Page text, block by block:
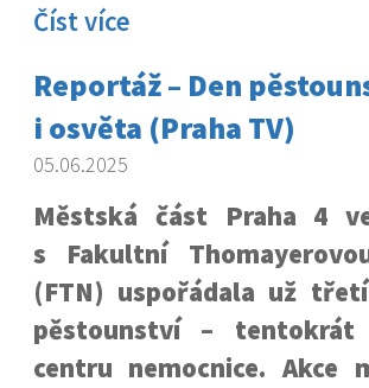
Číst více
Reportáž – Den
i osvěta (Praha TV)
05.06.2025
Městská část Praha 4
s Fakultní
(FTN) uspořádala už
pěstounství – tentokrát
centru nemocnice.